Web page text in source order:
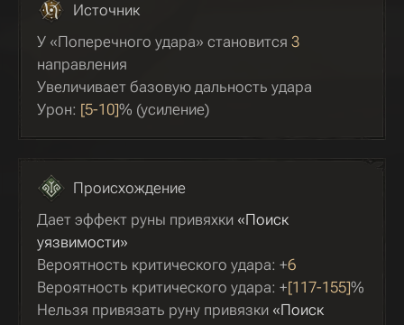
Источник
У «Поперечного удара» становится 3
направления
Увеличивает базовую дальность удара
Урон: [5-10]% (усиление)
Происхождение
Дает эффект руны привяхки «Поиск
уязвимости»
Вероятность критического удара: +6
Вероятность критического удара: +[117-155]%
Нельзя привязать руну привязки «Поиск